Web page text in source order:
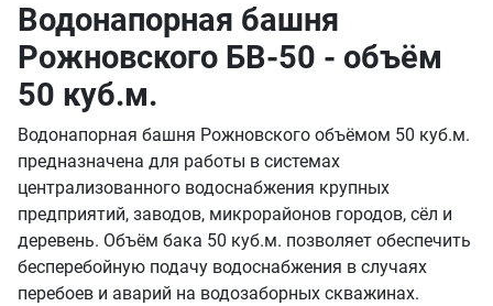
Водонапорная башня
Рожновского БВ-50 - объём
50 куб.м.
Водонапорная башня Рожновского объёмом 50 куб.м.
предназначена для работы в системах
централизованного водоснабжения крупных
предприятий, заводов, микрорайонов городов, сёл и
деревень. Объём бака 50 куб.м. позволяет обеспечить
бесперебойную подачу водоснабжения в случаях
перебоев и аварий на водозаборных скважинах.